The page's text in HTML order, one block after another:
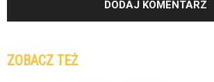
ZOBACZ TEŻ